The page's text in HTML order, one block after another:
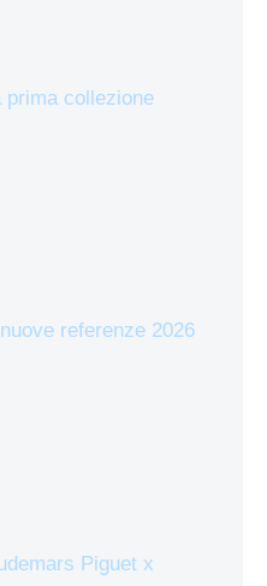
prima collezione
referenze 2026
Piguet x